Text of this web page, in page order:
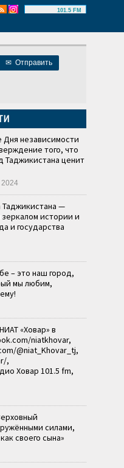
101.5 FM
✉ Отправить
Дня независимости
того, что
Таджикистана ценит
Таджикистана —
истории и
и государства
– это наш город,
мы любим,
«Ховар» в
niatkhovar,
@niat_Khovar_tj,
,
Ховар 101.5 fm,
силами,
своего сына»